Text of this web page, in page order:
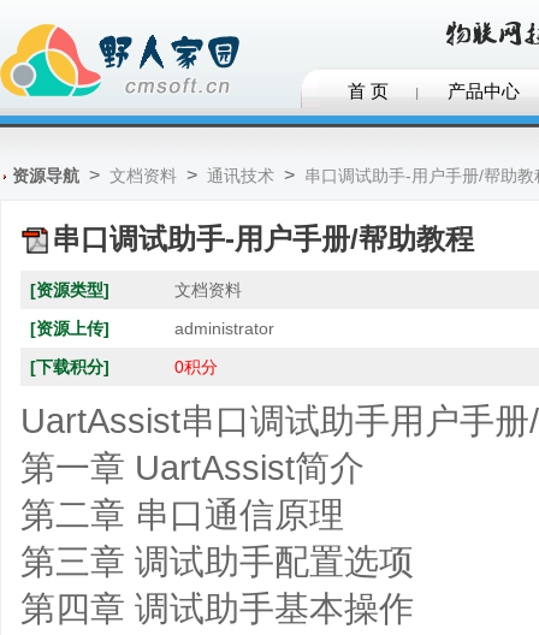
首 页 产品中心
资源导航 > 文档资料 > 通讯技术 > 串口调试助手-用户手册/帮助教
串口调试助手-用户手册/帮助教程
[资源类型]
文档资料
[资源上传]
administrator
[下载积分]
0积分
UartAssist串口调试助手用户手
第一章 UartAssist简介
第二章 串口通信原理
第三章 调试助手配置选项
第四章 调试助手基本操作